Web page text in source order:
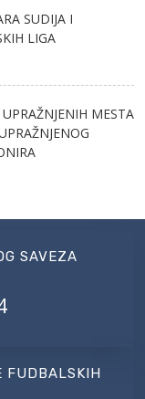
SUDIJA I
LIGA
MESTA
SAVEZA
FUDBALSKIH